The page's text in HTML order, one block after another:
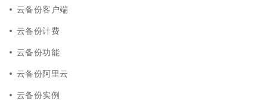
云备份客户端
云备份计费
云备份功能
云备份阿里云
云备份实例